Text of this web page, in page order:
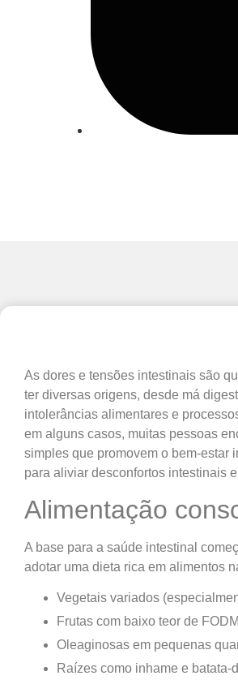
As dores e tensões intestinais são
ter diversas origens, desde má
intolerâncias alimentares e
em alguns casos, muitas pessoas
simples que promovem o bem-estar
para aliviar desconfortos intestinais
Alimentação
A base para a saúde intestinal
adotar uma dieta rica em alimentos
Vegetais variados
Frutas com baixo teor de
Oleaginosas em pequenas
Raízes como inhame e batata-